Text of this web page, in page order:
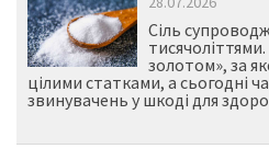
Сіль
золотом», за
цілими статками, а сьогодні
звинувачень у шкоді для